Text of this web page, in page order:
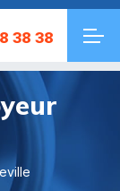
38 38